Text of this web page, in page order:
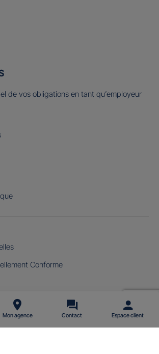
Mon agence Contact Espace client
de vos obligations en tant qu’employeur
Conforme